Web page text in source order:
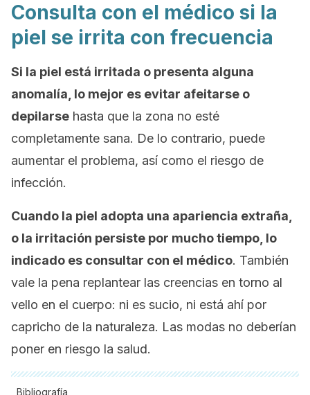
Consulta con el médico si la
piel se irrita con frecuencia
Si la piel está irritada o presenta alguna
anomalía, lo mejor es evitar afeitarse o
depilarse hasta que la zona no esté
completamente sana. De lo contrario, puede
aumentar el problema, así como el riesgo de
infección.
Cuando la piel adopta una apariencia extraña,
o la irritación persiste por mucho tiempo, lo
indicado es consultar con el médico. También
vale la pena replantear las creencias en torno al
vello en el cuerpo: ni es sucio, ni está ahí por
capricho de la naturaleza. Las modas no deberían
poner en riesgo la salud.
Bibliografía